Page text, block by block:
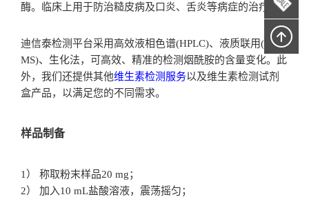
酶。临床上用于防治糙皮病及口炎、舌炎等病症的治疗。
迪信泰检测平台采用高效液相色谱(HPLC)、液质联用(LC-
MS)、生化法，可高效、精准的检测烟酰胺的含量变化。此
外，我们还提供其他维生素检测服务以及维生素检测试剂
盒产品，以满足您的不同需求。
样品制备
1） 称取粉末样品20 mg；
2） 加入10 mL盐酸溶液，震荡摇匀；